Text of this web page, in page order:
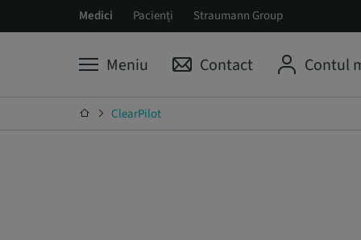
Medici Pacienți Straumann Group
Meniu Contact Contul
ClearPilot